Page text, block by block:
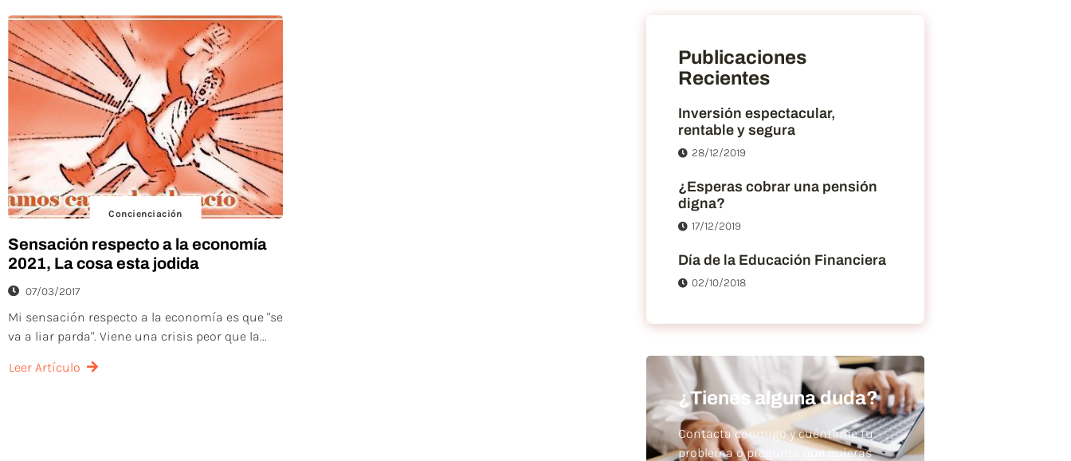
Concienciación
Sensación respecto a la economía
2021, La cosa esta jodida
07/03/2017
Mi sensación respecto a la economía es que "se
va a liar parda". Viene una crisis peor que la...
Leer Artículo
Publicaciones
Recientes
Inversión espectacular,
rentable y segura
28/12/2019
¿Esperas cobrar una pensión
digna?
17/12/2019
Día de la Educación Financiera
02/10/2018
¿Tienes alguna duda?
Contacta conmigo y cuéntame tu
problema o pregunta que quieras